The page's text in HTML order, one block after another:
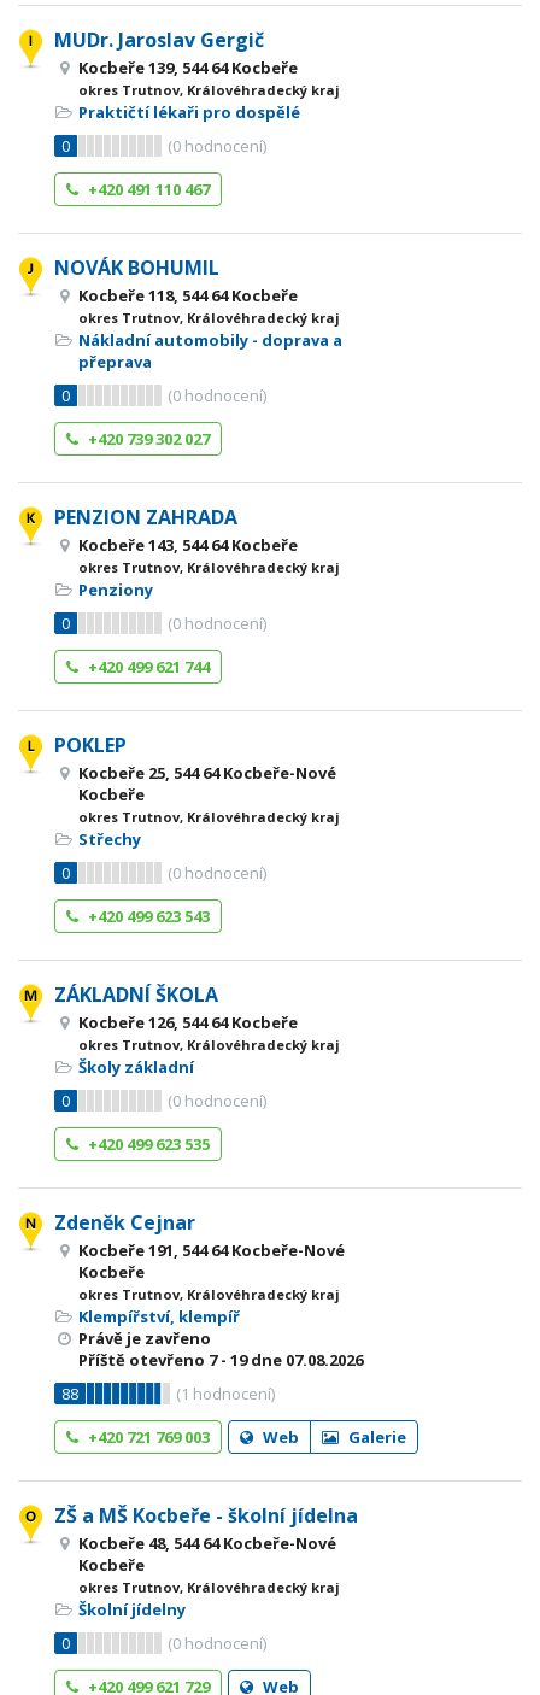
MUDr. Jaroslav Gergič
Kocbeře 139, 544 64 Kocbeře
okres Trutnov, Královéhradecký kraj
Praktičtí lékaři pro dospělé
0
(0 hodnocení)
+420 491 110 467
NOVÁK BOHUMIL
Kocbeře 118, 544 64 Kocbeře
okres Trutnov, Královéhradecký kraj
Nákladní automobily - doprava a
přeprava
0
(0 hodnocení)
+420 739 302 027
PENZION ZAHRADA
Kocbeře 143, 544 64 Kocbeře
okres Trutnov, Královéhradecký kraj
Penziony
0
(0 hodnocení)
+420 499 621 744
POKLEP
Kocbeře 25, 544 64 Kocbeře-Nové
Kocbeře
okres Trutnov, Královéhradecký kraj
Střechy
0
(0 hodnocení)
+420 499 623 543
ZÁKLADNÍ ŠKOLA
Kocbeře 126, 544 64 Kocbeře
okres Trutnov, Královéhradecký kraj
Školy základní
0
(0 hodnocení)
+420 499 623 535
Zdeněk Cejnar
Kocbeře 191, 544 64 Kocbeře-Nové
Kocbeře
okres Trutnov, Královéhradecký kraj
Klempířství, klempíř
Právě je zavřeno
Příště otevřeno 7 - 19dne 07.08.2026
88
(1 hodnocení)
+420 721 769 003
Web Galerie
ZŠ a MŠ Kocbeře - školní jídelna
Kocbeře 48, 544 64 Kocbeře-Nové
Kocbeře
okres Trutnov, Královéhradecký kraj
Školní jídelny
0
(0 hodnocení)
+420 499 621 729
Web